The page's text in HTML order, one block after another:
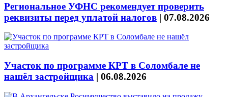
Региональное УФНС рекомендует проверить
реквизиты перед уплатой налогов | 07.08.2026
Участок по программе КРТ в Соломбале не
нашёл застройщика | 06.08.2026